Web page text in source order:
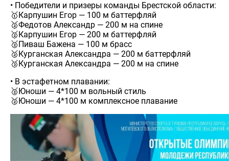
• Победители и призеры команды Брестской области:
🥇Карпушин Егор — 100 м баттерфляй
🥈Федотов Александр — 200 м на спине
🥈Карпушин Егор — 200 м баттерфляй
🥈Пиваш Бажена — 100 м брасс
🥈Курганская Александра — 200 м баттерфляй
🥉Курганская Александра — 200 м на спине
• В эстафетном плавании:
🥈Юноши — 4*100 м вольный стиль
🥈Юноши — 4*100 м комплексное плавание